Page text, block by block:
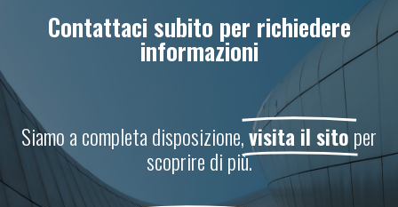
Contattaci subito per richiedere
informazioni
Siamo a completa disposizione,visita il sitoper
scoprire di più.